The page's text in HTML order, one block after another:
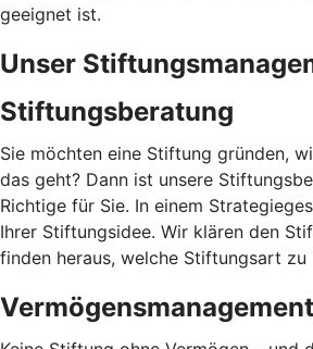
geeignet ist.
Unser
Stiftungsberatung
Sie möchten eine Stiftung gründen,
das geht? Dann ist unsere
Richtige für Sie. In einem
Ihrer Stiftungsidee. Wir klären den
finden heraus, welche Stiftungsart zu
Vermögensmanagement